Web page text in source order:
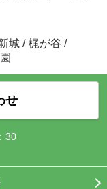
城 / 梶が谷 /
せ
30